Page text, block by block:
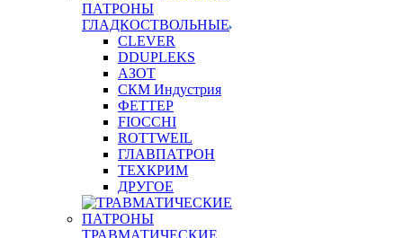
ПАТРОНЫ
ГЛАДКОСТВОЛЬНЫЕ
CLEVER
DDUPLEKS
АЗОТ
СКМ Индустрия
ФЕТТЕР
FIOCCHI
ROTTWEIL
ГЛАВПАТРОН
ТЕХКРИМ
ДРУГОЕ
ТРАВМАТИЧЕСКИЕ